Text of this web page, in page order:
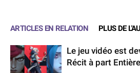
ARTICLES EN RELATION PLUS DE
Le jeu vidéo est
Récit à part Entière